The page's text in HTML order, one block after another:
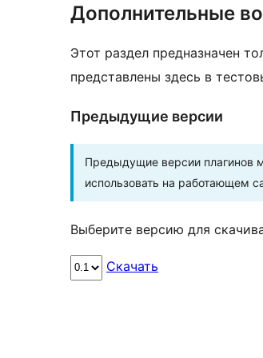
Дополнительные
Этот раздел предназначен
представлены здесь в
Предыдущие версии
Предыдущие версии плагинов
использовать на работающем
Выберите версию для
Скачать